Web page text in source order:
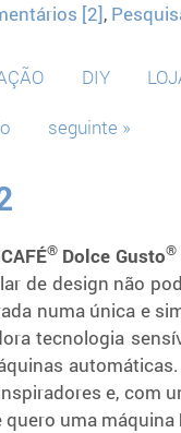
[2],
DIY
seguinte »
®Dolce Gusto®
de design não
numa única e
tecnologia
e, com
uma máquina